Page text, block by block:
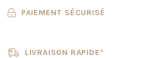
PAIEMENT SÉCURISÉ
LIVRAISON RAPIDE*